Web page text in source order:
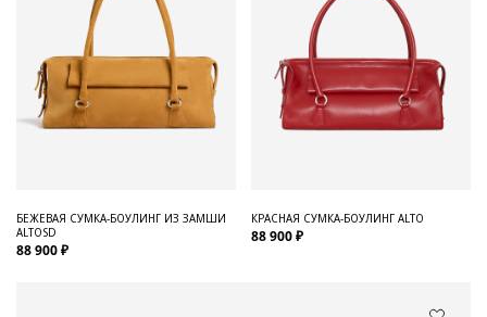
БЕЖЕВАЯ СУМКА-БОУЛИНГ ИЗ ЗАМШИ
ALTOSD
88 900 ₽
КРАСНАЯ СУМКА-БОУЛИНГ ALTO
88 900 ₽